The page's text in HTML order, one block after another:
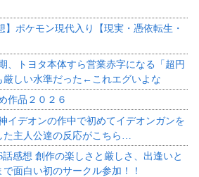
】ポケモン現代入り【現実・憑依転生・
、トヨタ本体すら営業赤字になる「超円
しい水準だった←これエグいよな
作品２０２６
イデオンの作中で初めてイデオンガンを
主人公達の反応がこちら…
話感想 創作の楽しさと厳しさ、出逢いと
面白い初のサークル参加！！